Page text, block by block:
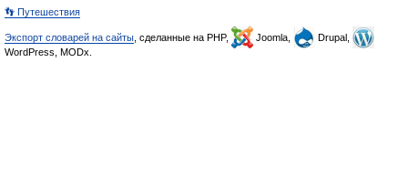
👣 Путешествия
Экспорт словарей на сайты , сделанные на PHP, Joomla,
Drupal,
WordPress, MODx.